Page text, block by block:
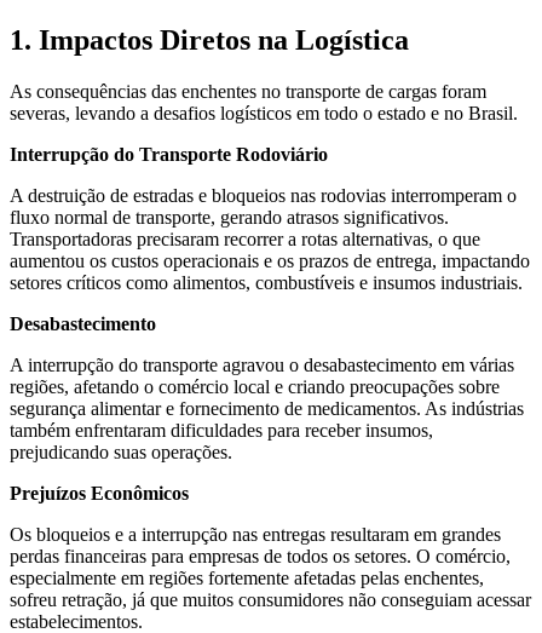
1. Impactos Diretos na Logística
As consequências das enchentes no transporte de cargas foram
severas, levando a desafios logísticos em todo o estado e no Brasil.
Interrupção do Transporte Rodoviário
A destruição de estradas e bloqueios nas rodovias interromperam o
fluxo normal de transporte, gerando atrasos significativos.
Transportadoras precisaram recorrer a rotas alternativas, o que
aumentou os custos operacionais e os prazos de entrega, impactando
setores críticos como alimentos, combustíveis e insumos industriais.
Desabastecimento
A interrupção do transporte agravou o desabastecimento em várias
regiões, afetando o comércio local e criando preocupações sobre
segurança alimentar e fornecimento de medicamentos. As indústrias
também enfrentaram dificuldades para receber insumos,
prejudicando suas operações.
Prejuízos Econômicos
Os bloqueios e a interrupção nas entregas resultaram em grandes
perdas financeiras para empresas de todos os setores. O comércio,
especialmente em regiões fortemente afetadas pelas enchentes,
sofreu retração, já que muitos consumidores não conseguiam acessar
estabelecimentos.